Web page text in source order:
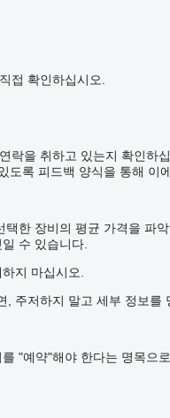
접 확인하십시오.
락을 취하고 있는지 확인
록 피드백 양식을 통해 이
한 장비의 평균 가격을
수 있습니다.
지 마십시오.
주저하지 말고 세부 정보
"예약"해야 한다는 명목